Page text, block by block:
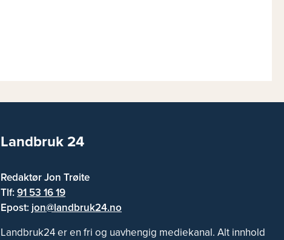
Landbruk 24
Redaktør Jon Trøite
Tlf:91 53 16 19
Epost: jon@landbruk24.no
Landbruk24 er en fri og uavhengig mediekanal. Alt innhold